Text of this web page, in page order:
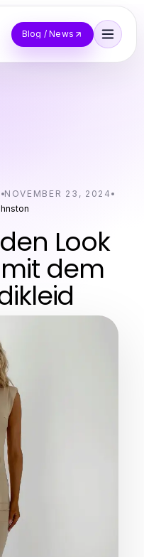
Blog / News
NOVEMBER 23, 2024
Look
dem